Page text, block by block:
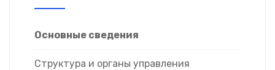
Основные сведения
Структура и органы управления